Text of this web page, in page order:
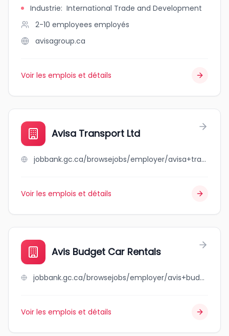
Industrie: International Trade and Development
2-10 employees employés
avisagroup.ca
Voir les emplois et détails
Avisa Transport Ltd
jobbank.gc.ca/browsejobs/employer/avisa+transport+ltd/ca
Voir les emplois et détails
Avis Budget Car Rentals
jobbank.gc.ca/browsejobs/employer/avis+budget+car+rentals/ca
Voir les emplois et détails